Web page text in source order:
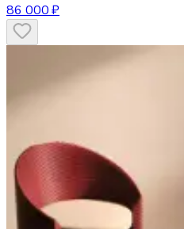
86 000 ₽